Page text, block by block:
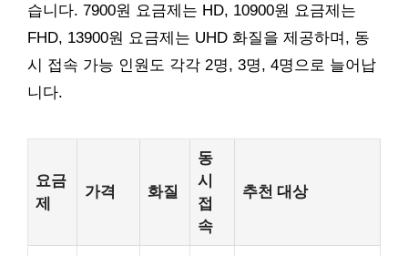
습니다. 7900원 요금제는 HD, 10900원 요금제는
FHD, 13900원 요금제는 UHD 화질을 제공하며, 동
시 접속 가능 인원도 각각 2명, 3명, 4명으로 늘어납
니다.
요금
제
가격 화질
동
시
접
속
추천 대상